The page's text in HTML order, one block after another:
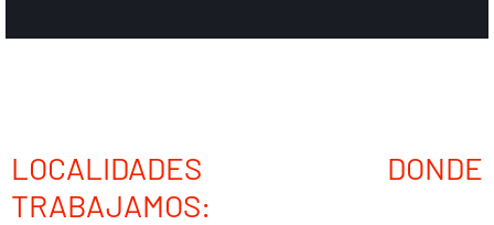
LOCALIDADES DONDE
TRABAJAMOS: